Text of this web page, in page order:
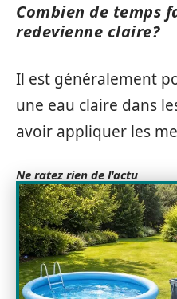
Combien de temps
redevienne claire?
Il est généralement
une eau claire dans
avoir appliquer les
Ne ratez rien de l'actu